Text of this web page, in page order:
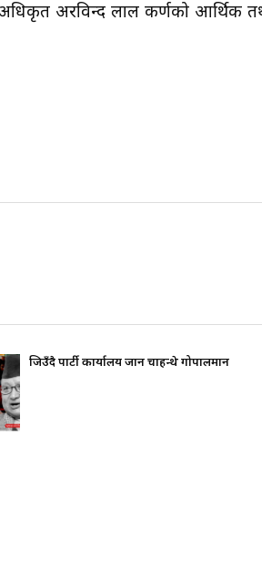
अरविन्द लाल कर्णको आर्थिक
जिउँदै पार्टी कार्यालय जान चाहन्थे गोपालमान